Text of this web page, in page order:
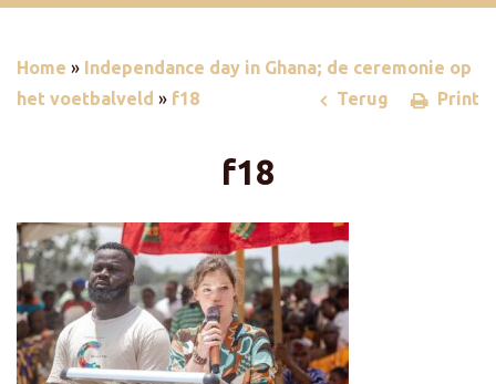
Home » Independance day in Ghana; de ceremonie op
het voetbalveld » f18 Print
Terug
f18